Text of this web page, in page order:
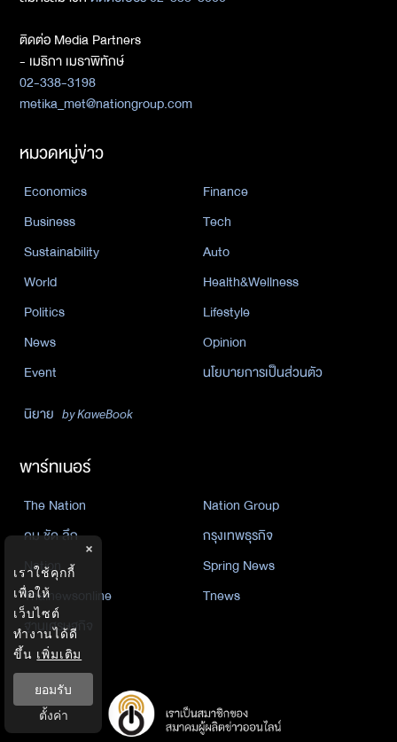
ติดต่อ Media Partners
- เมธิกา เมธาพิทักษ์
02-338-3198
metika_met@nationgroup.com
หมวดหมู่ข่าว
Economics
Finance
Business
Tech
Sustainability
Auto
World
Health&Wellness
Politics
Lifestyle
News
Opinion
Event
นโยบายการเป็นส่วนตัว
นิยาย by KaweBook
พาร์ทเนอร์
The Nation
Nation Group
คม ชัด ลึก
กรุงเทพธุรกิจ
Nation
Spring News
Thainewsonline
Tnews
ฐานเศรษฐกิจ
×
เราใช้คุกกี้
เพื่อให้
เว็บไซต์
ทำงานได้ดี
ขึ้น เพิ่มเติม
ยอมรับ
ตั้งค่า